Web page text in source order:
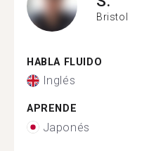
Bristol
HABLA FLUIDO
Inglés
APRENDE
Japonés